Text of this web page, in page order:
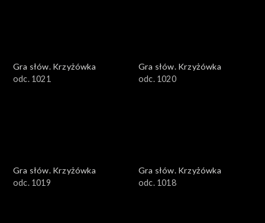
Gra słów. Krzyżówka
odc. 1021
Gra słów. Krzyżówka
odc. 1020
Gra słów. Krzyżówka
odc. 1019
Gra słów. Krzyżówka
odc. 1018